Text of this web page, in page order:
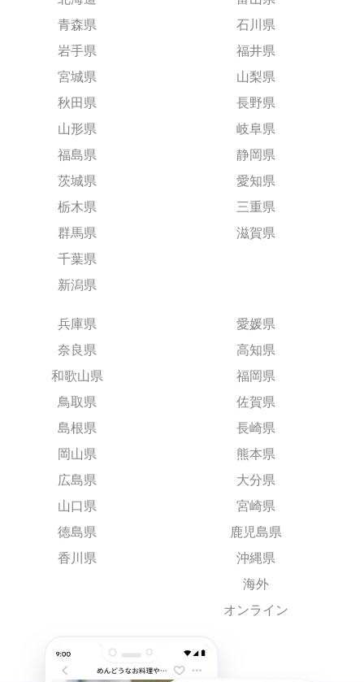
青森県
岩手県
宮城県
秋田県
山形県
福島県
茨城県
栃木県
群馬県
千葉県
新潟県
石川県
福井県
山梨県
長野県
岐阜県
静岡県
愛知県
三重県
滋賀県
兵庫県
奈良県
和歌山県
鳥取県
島根県
岡山県
広島県
山口県
徳島県
香川県
愛媛県
高知県
福岡県
佐賀県
長崎県
熊本県
大分県
宮崎県
鹿児島県
沖縄県
海外
オンライン